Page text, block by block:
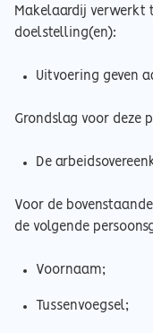
Makelaardij verwerkt
doelstelling(en):
Uitvoering geven
Grondslag voor deze
De
Voor de
de volgende
Voornaam;
Tussenvoegsel;